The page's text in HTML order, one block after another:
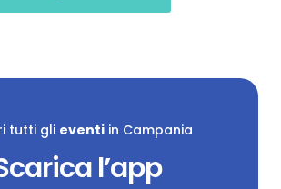
tutti gli eventiin Campania
l’app